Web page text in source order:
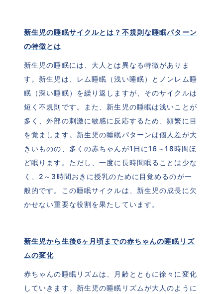
新生児の睡眠サイクルとは？不規則な睡眠パターン
の特徴とは
新生児の睡眠には、大人とは異なる特徴がありま
す。新生児は、レム睡眠（浅い睡眠）とノンレム睡
眠（深い睡眠）を繰り返しますが、そのサイクルは
短く不規則です。また、新生児の睡眠は浅いことが
多く、外部の刺激に敏感に反応するため、頻繁に目
を覚まします。新生児の睡眠パターンは個人差が大
きいものの、多くの赤ちゃんが1日に16～18時間ほ
ど眠ります。ただし、一度に長時間眠ることは少な
く、2～3時間おきに授乳のために目覚めるのが一
般的です。この睡眠サイクルは、新生児の成長に欠
かせない重要な役割を果たしています。
新生児から生後6ヶ月頃までの赤ちゃんの睡眠リズ
ムの変化
赤ちゃんの睡眠リズムは、月齢とともに徐々に変化
していきます。新生児の睡眠リズムが大人のように